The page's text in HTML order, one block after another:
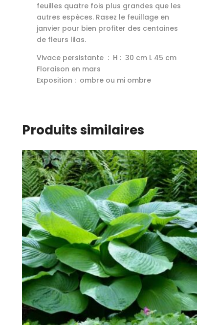
feuilles quatre fois plus grandes que les
autres espèces. Rasez le feuillage en
janvier pour bien profiter des centaines
de fleurs lilas.
Vivace persistante : H : 30 cm L 45 cm
Floraison en mars
Exposition : ombre ou mi ombre
Produits similaires